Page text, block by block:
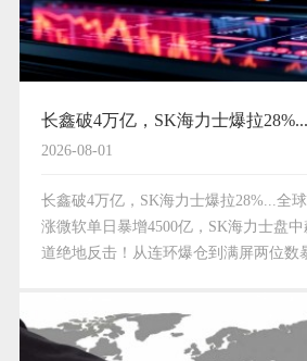
长鑫破4万亿，SK海力士爆拉
诗级暴涨
2026-08-01
长鑫破4万亿，SK海力士爆拉28%...全
涨微软单日暴增4500亿，SK海力士盘
道绝地反击！从连环爆仓到满屏两位数